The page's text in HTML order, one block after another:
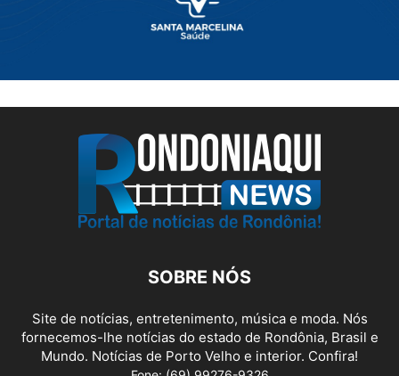
SOBRE NÓS
Site de notícias, entretenimento, música e moda. Nós
fornecemos-lhe notícias do estado de Rondônia, Brasil e
Mundo. Notícias de Porto Velho e interior. Confira!